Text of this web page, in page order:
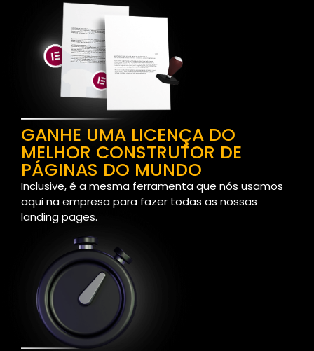
GANHE UMA LICENÇA DO
MELHOR CONSTRUTOR DE
PÁGINAS DO MUNDO
Inclusive, é a mesma ferramenta que nós usamos
aqui na empresa para fazer todas as nossas
landing pages.